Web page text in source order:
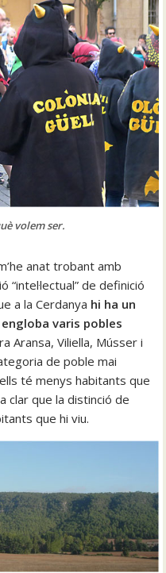
volem ser.
anat trobant amb
de definició
a la Cerdanya hi ha un
varis pobles
Aransa, Viliella, Músser i
de poble mai
té menys habitants que
clar que la distinció de
que hi viu.